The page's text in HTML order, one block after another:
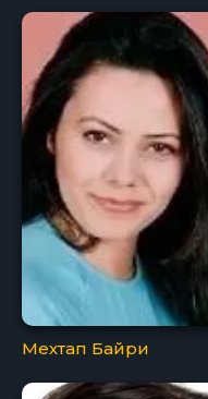
Мехтап Байри